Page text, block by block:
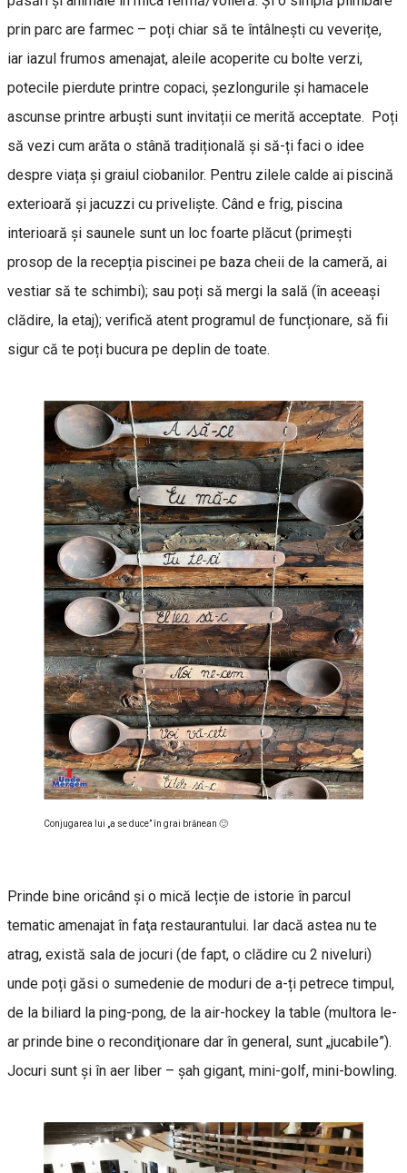
prin parc are farmec – poți chiar să te întâlnești cu veverițe,
iar iazul frumos amenajat, aleile acoperite cu bolte verzi,
potecile pierdute printre copaci, șezlongurile și hamacele
ascunse printre arbuști sunt invitații ce merită acceptate. Poți
să vezi cum arăta o stână tradițională și să-ți faci o idee
despre viața și graiul ciobanilor. Pentru zilele calde ai piscină
exterioară și jacuzzi cu priveliște. Când e frig, piscina
interioară și saunele sunt un loc foarte plăcut (primești
prosop de la recepția piscinei pe baza cheii de la cameră, ai
vestiar să te schimbi); sau poți să mergi la sală (în aceeași
clădire, la etaj); verifică atent programul de funcționare, să fii
sigur că te poți bucura pe deplin de toate.
Conjugarea lui „a se duce” în grai brănean 🙂
Prinde bine oricând și o mică lecție de istorie în parcul
tematic amenajat în faţa restaurantului. Iar dacă astea nu te
atrag, există sala de jocuri (de fapt, o clădire cu 2 niveluri)
unde poți găsi o sumedenie de moduri de a-ți petrece timpul,
de la biliard la ping-pong, de la air-hockey la table (multora le-
ar prinde bine o recondiţionare dar în general, sunt „jucabile”).
Jocuri sunt și în aer liber – șah gigant, mini-golf, mini-bowling.